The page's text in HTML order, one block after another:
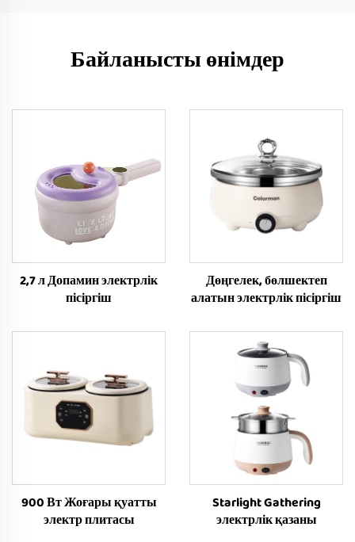
Байланысты өнімдер
2,7 л Допамин электрлік
пісіргіш
Дөңгелек, бөлшектеп
алатын электрлік пісіргіш
900 Вт Жоғары қуатты
электр плитасы
Starlight Gathering
электрлік қазаны